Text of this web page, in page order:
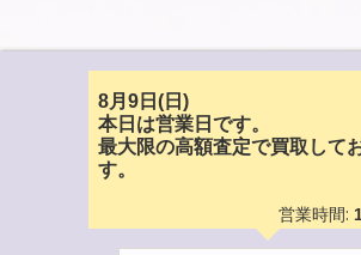
8月9日(日)
本日は営業日です。
最大限の高額査定で買取して
す。
営業時間: